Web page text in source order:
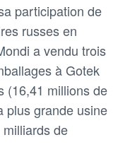
participation de
russes en
a vendu trois
à Gotek
(16,41 millions de
plus grande usine
de